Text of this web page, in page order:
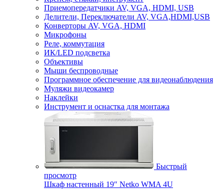
Приемопередатчики AV, VGA, HDMI, USB
Делители, Переключатели AV, VGA,HDMI,USB
Конверторы AV, VGA, HDMI
Микрофоны
Реле, коммутация
ИК/LED подсветка
Объективы
Мыши беспроводные
Программное обеспечение для видеонаблюдения
Муляжи видеокамер
Наклейки
Инструмент и оснастка для монтажа
Быстрый
просмотр
Шкаф настенный 19″ Netko WMA 4U